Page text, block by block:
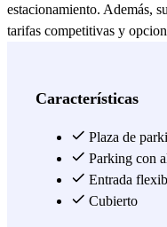
estacionamiento. Además,
tarifas competitivas y
Ver más
Características
Plaza de
Parking con
Entrada
Cubierto